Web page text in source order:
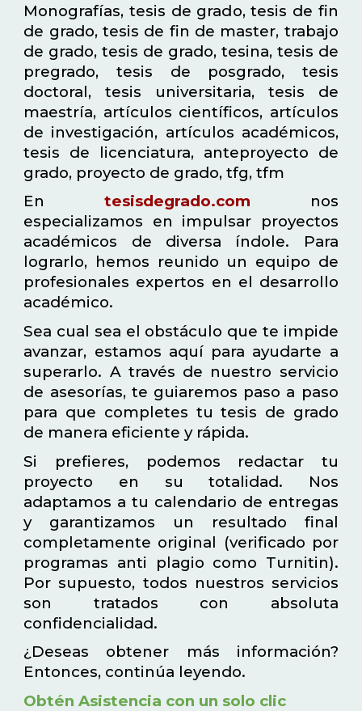
Monografías, tesis de grado, tesis de fin
de grado, tesis de fin de master, trabajo
de grado, tesis de grado, tesina, tesis de
pregrado, tesis de posgrado, tesis
doctoral, tesis universitaria, tesis de
maestría, artículos científicos, artículos
de investigación, artículos académicos,
tesis de licenciatura, anteproyecto de
grado, proyecto de grado, tfg, tfm
En tesisdegrado.com nos
especializamos en impulsar proyectos
académicos de diversa índole. Para
lograrlo, hemos reunido un equipo de
profesionales expertos en el desarrollo
académico.
Sea cual sea el obstáculo que te impide
avanzar, estamos aquí para ayudarte a
superarlo. A través de nuestro servicio
de asesorías, te guiaremos paso a paso
para que completes tu tesis de grado
de manera eficiente y rápida.
Si prefieres, podemos redactar tu
proyecto en su totalidad. Nos
adaptamos a tu calendario de entregas
y garantizamos un resultado final
completamente original (verificado por
programas anti plagio como Turnitin).
Por supuesto, todos nuestros servicios
son tratados con absoluta
confidencialidad.
¿Deseas obtener más información?
Entonces, continúa leyendo.
Obtén Asistencia con un solo clic